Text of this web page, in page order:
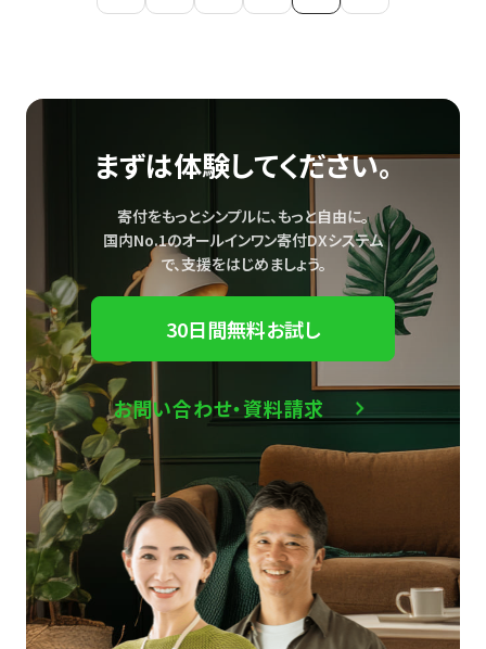
まずは体験してください。
寄付をもっとシンプルに、もっと自由に。
国内No.1のオールインワン寄付DXシステム
で、支援をはじめましょう。
30日間無料お試し
お問い合わせ・資料請求